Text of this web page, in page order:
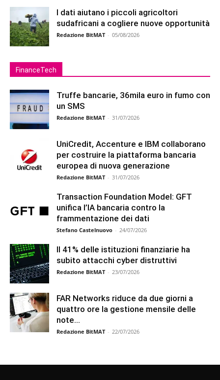
I dati aiutano i piccoli agricoltori
sudafricani a cogliere nuove opportunità
Redazione BitMAT - 05/08/2026
FinanceTech
Truffe bancarie, 36mila euro in fumo con
un SMS
Redazione BitMAT - 31/07/2026
UniCredit, Accenture e IBM collaborano
per costruire la piattaforma bancaria
europea di nuova generazione
Redazione BitMAT - 31/07/2026
Transaction Foundation Model: GFT
unifica l’IA bancaria contro la
frammentazione dei dati
Stefano Castelnuovo - 24/07/2026
Il 41% delle istituzioni finanziarie ha
subito attacchi cyber distruttivi
Redazione BitMAT - 23/07/2026
FAR Networks riduce da due giorni a
quattro ore la gestione mensile delle
note...
Redazione BitMAT - 22/07/2026